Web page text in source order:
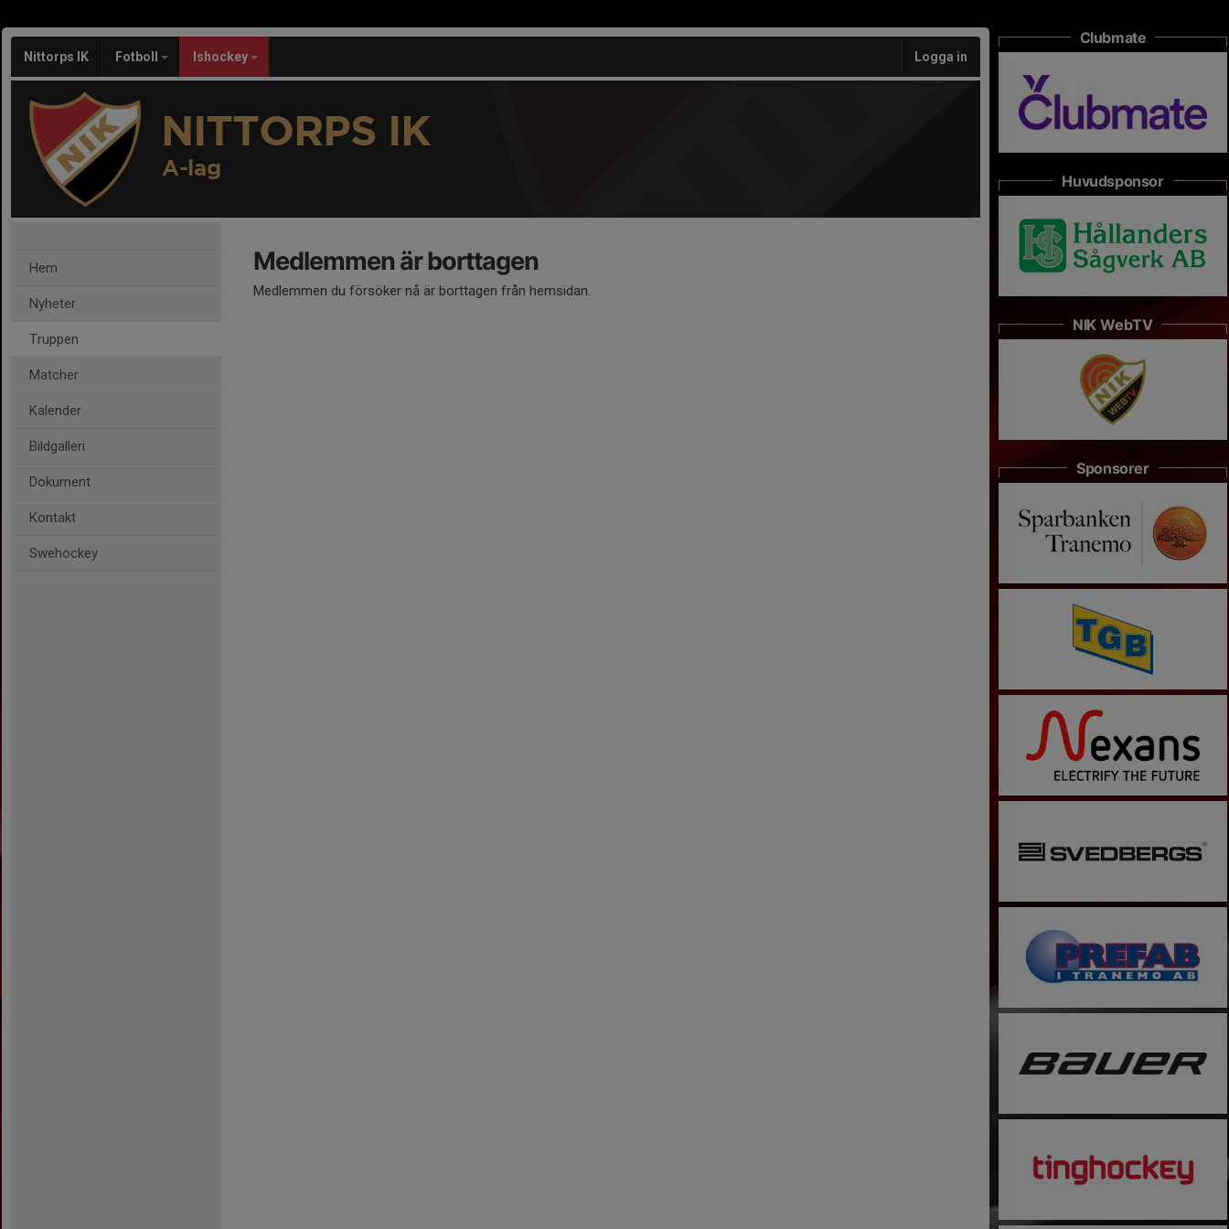
Nittorps IK Fotboll Ishockey Logga in
NITTORPS IK
A-lag
Hem
Nyheter
Truppen
Matcher
Kalender
Bildgalleri
Dokument
Kontakt
Swehockey
Medlemmen är borttagen
Medlemmen du försöker nå är borttagen från hemsidan.
Clubmate
Huvudsponsor
NIK WebTV
Sponsorer